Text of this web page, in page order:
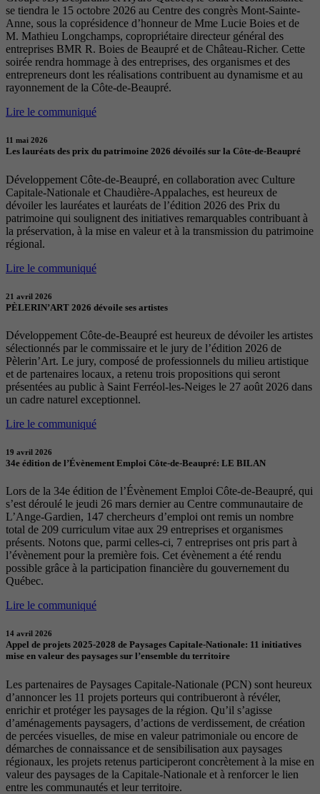
se tiendra le 15 octobre 2026 au Centre des congrès Mont-Sainte-
Anne, sous la coprésidence d’honneur de Mme Lucie Boies et de
M. Mathieu Longchamps, copropriétaire directeur général des
entreprises BMR R. Boies de Beaupré et de Château-Richer. Cette
soirée rendra hommage à des entreprises, des organismes et des
entrepreneurs dont les réalisations contribuent au dynamisme et au
rayonnement de la Côte-de-Beaupré.
Lire le communiqué
11 mai 2026
Les lauréats des prix du patrimoine 2026 dévoilés sur la Côte-de-Beaupré
Développement Côte-de-Beaupré, en collaboration avec Culture
Capitale-Nationale et Chaudière-Appalaches, est heureux de
dévoiler les lauréates et lauréats de l’édition 2026 des Prix du
patrimoine qui soulignent des initiatives remarquables contribuant à
la préservation, à la mise en valeur et à la transmission du patrimoine
régional.
Lire le communiqué
21 avril 2026
PÈLERIN’ART 2026 dévoile ses artistes
Développement Côte-de-Beaupré est heureux de dévoiler les artistes
sélectionnés par le commissaire et le jury de l’édition 2026 de
Pèlerin’Art. Le jury, composé de professionnels du milieu artistique
et de partenaires locaux, a retenu trois propositions qui seront
présentées au public à Saint Ferréol-les-Neiges le 27 août 2026 dans
un cadre naturel exceptionnel.
Lire le communiqué
19 avril 2026
34e édition de l’Évènement Emploi Côte-de-Beaupré: LE BILAN
Lors de la 34e édition de l’Évènement Emploi Côte-de-Beaupré, qui
s’est déroulé le jeudi 26 mars dernier au Centre communautaire de
L’Ange-Gardien, 147 chercheurs d’emploi ont remis un nombre
total de 209 curriculum vitae aux 29 entreprises et organismes
présents. Notons que, parmi celles-ci, 7 entreprises ont pris part à
l’évènement pour la première fois. Cet évènement a été rendu
possible grâce à la participation financière du gouvernement du
Québec.
Lire le communiqué
14 avril 2026
Appel de projets 2025-2028 de Paysages Capitale-Nationale: 11 initiatives
mise en valeur des paysages sur l’ensemble du territoire
Les partenaires de Paysages Capitale-Nationale (PCN) sont heureux
d’annoncer les 11 projets porteurs qui contribueront à révéler,
enrichir et protéger les paysages de la région. Qu’il s’agisse
d’aménagements paysagers, d’actions de verdissement, de création
de percées visuelles, de mise en valeur patrimoniale ou encore de
démarches de connaissance et de sensibilisation aux paysages
régionaux, les projets retenus participeront concrètement à la mise en
valeur des paysages de la Capitale-Nationale et à renforcer le lien
entre les communautés et leur territoire.